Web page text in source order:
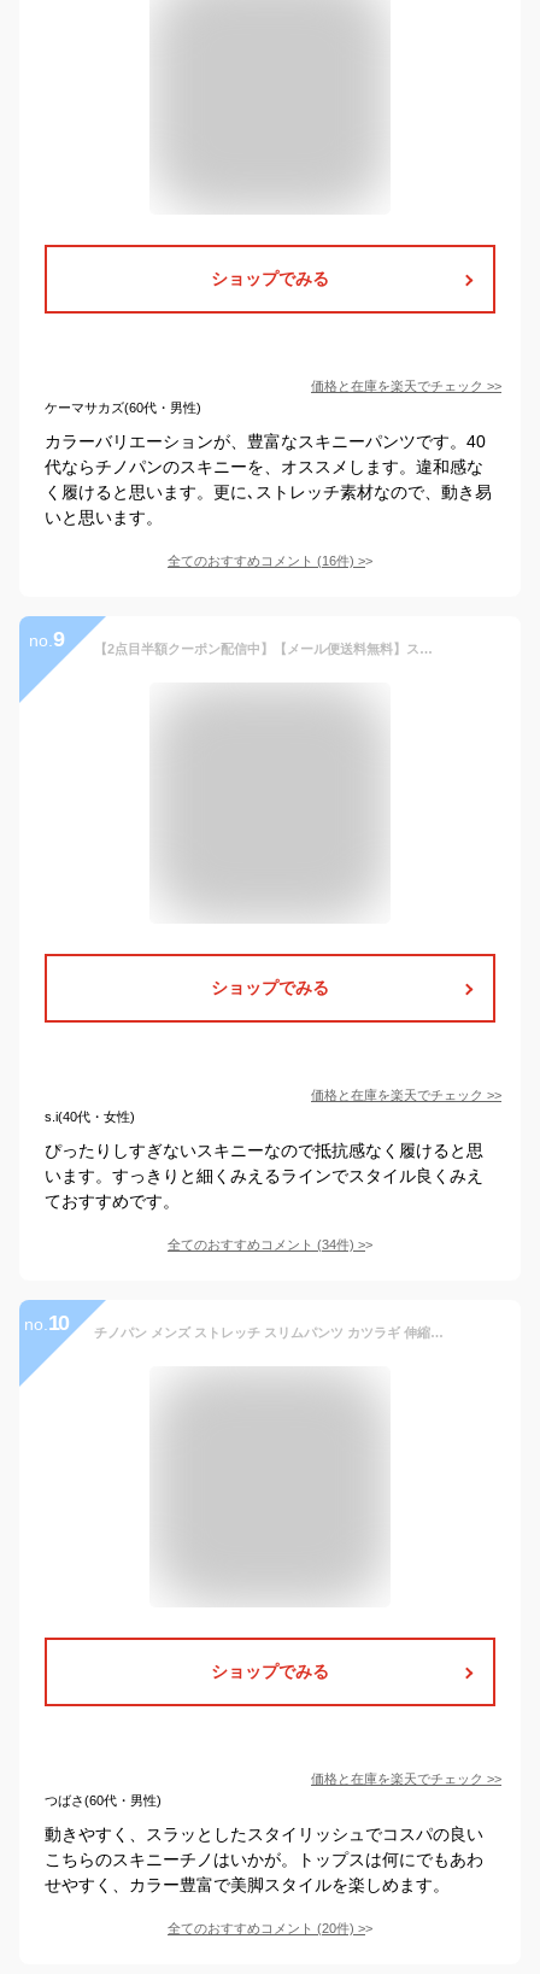
ショップでみる
価格と在庫を楽天でチェック >>
ケーマサカズ(60代・男性)
カラーバリエーションが、豊富なスキニーパンツです。40
代ならチノパンのスキニーを、オススメします。違和感な
く履けると思います。更に､ストレッチ素材なので、動き易
いと思います。
全てのおすすめコメント (16件) >
no. 9 【2点目半額クーポン配信中】【メール便送料無料】スキニーパンツ チノパン メンズ スキニー◆カラースキニー&スリムチノパンツ◆チノパン ストレッチパンツ スリムパンツ ストレッチ ズボン ゴルフ 仕事 ビジネス 30代 40代
ショップでみる
価格と在庫を楽天でチェック >>
s.i(40代・女性)
ぴったりしすぎないスキニーなので抵抗感なく履けると思
います。すっきりと細くみえるラインでスタイル良くみえ
ておすすめです。
全てのおすすめコメント (34件) >
no. 10 チノパン メンズ ストレッチ スリムパンツ カツラギ 伸縮パンツ カジュアル メンズファッション トラウザー 大きいサイズ ベージュ ブラック
ショップでみる
価格と在庫を楽天でチェック >>
つばさ(60代・男性)
動きやすく、スラッとしたスタイリッシュでコスパの良い
こちらのスキニーチノはいかが。トップスは何にでもあわ
せやすく、カラー豊富で美脚スタイルを楽しめます。
全てのおすすめコメント (20件) >